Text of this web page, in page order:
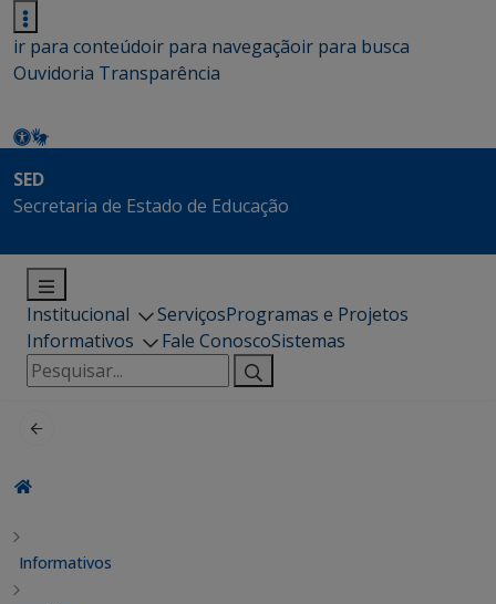
ir para conteúdoir para navegaçãoir para busca
Ouvidoria Transparência
SED
Secretaria de Estado de Educação
Institucional ServiçosProgramas e Projetos
Informativos
Fale ConoscoSistemas
Pesquisar
por:
Informativos